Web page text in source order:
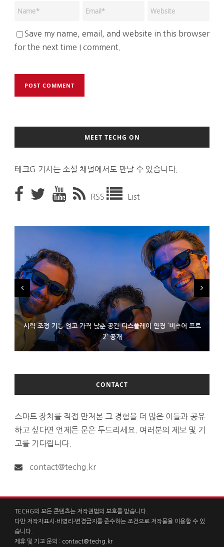
Save my name, email, and website in this browser
for the next time I comment.
MEET TECHG ON
테크G 기사는 소셜 채널에서도 만날 수 있습니다.
RSS List
시력 조정 기능 얹고 가격 낮춘 공간 디스플레이 안경 ‘비추어 프로
2’ 공개
D램 부족에 10억달러어치 아이폰18 프로세서 패키징 대기 중
300~400달러 반지형 스피커 준비하는 오픈AI
CONTACT
스마트 장치를 직접 만져본 그 경험을 더 많은 이들과 공유
하고 싶다면 언제든 문은 두드리세요. 여러분의 제보 및 기
고를 기다립니다.
contact@techg.kr
TECHG의 모든 콘텐츠는 저작권법의 보호를 받습니다.
다만 저작자표시-비영리-변경금지를 준수하는 조건으로 저작물을 이용할 수 있
습니다.
제휴 및 기고 문의 : contact@techg.kr